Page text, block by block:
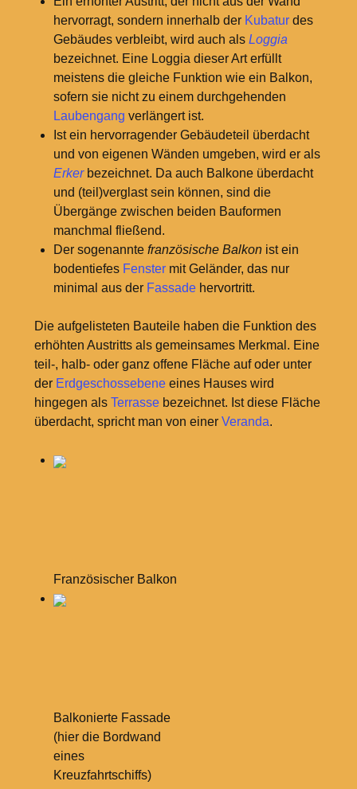
hervorragt, sondern innerhalb der Kubaturdes
Gebäudes verbleibt, wird auch als Loggia
bezeichnet. Eine Loggia dieser Art erfüllt
meistens die gleiche Funktion wie ein Balkon,
sofern sie nicht zu einem durchgehenden
Laubengang verlängert ist.
Ist ein hervorragender Gebäudeteil überdacht
und von eigenen Wänden umgeben, wird er als
Erkerbezeichnet. Da auch Balkone überdacht
und (teil)verglast sein können, sind die
Übergänge zwischen beiden Bauformen
manchmal fließend.
Der sogenannte französische Balkonist ein
bodentiefes Fenstermit Geländer, das nur
minimal aus der Fassadehervortritt.
Die aufgelisteten Bauteile haben die Funktion des
erhöhten Austritts als gemeinsames Merkmal. Eine
teil-, halb- oder ganz offene Fläche auf oder unter
der Erdgeschossebeneeines Hauses wird
hingegen als Terrassebezeichnet. Ist diese Fläche
überdacht, spricht man von einer Veranda.
Französischer Balkon
Balkonierte Fassade
(hier die Bordwand
eines
Kreuzfahrtschiffs)